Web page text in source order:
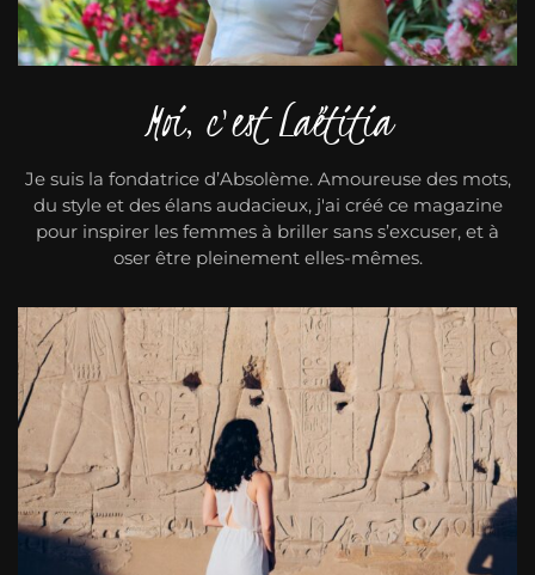
Moi, c'est Laëtitia
Je suis la fondatrice d’Absolème. Amoureuse des mots,
du style et des élans audacieux, j'ai créé ce magazine
pour inspirer les femmes à briller sans s’excuser, et à
oser être pleinement elles-mêmes.